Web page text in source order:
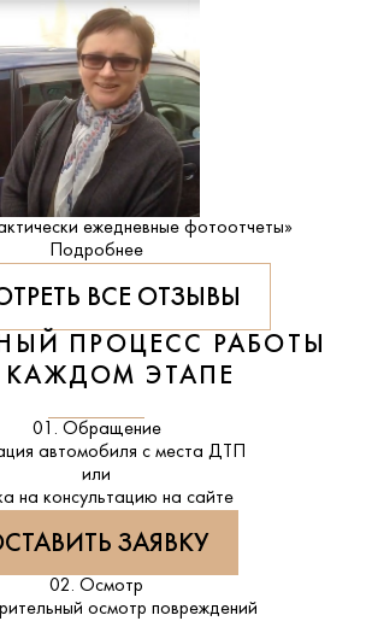
ежедневные фотоотчеты»
Подробнее
ВСЕ ОТЗЫВЫ
ПРОЦЕСС РАБОТЫ
КАЖДОМ ЭТАПЕ
01. Обращение
автомобиля с места ДТП
или
на консультацию на сайте
ЗАЯВКУ
02. Осмотр
осмотр повреждений